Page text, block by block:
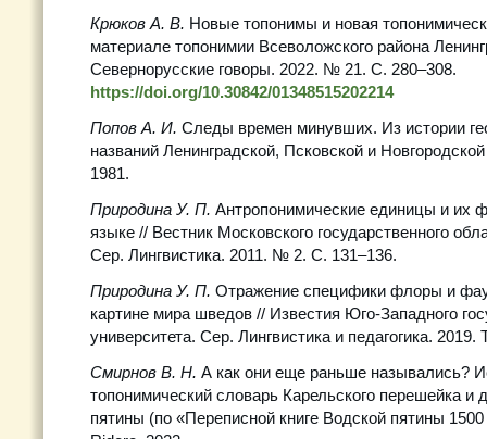
Крюков А. В. Новые топонимы и новая
материале топонимии Всеволожского района
Севернорусские говоры. 2022. № 21. С. 280–308.
https://doi.org/10.30842/01348515202214
Попов А. И. Следы времен минувших. Из истории
названий Ленинградской, Псковской и
1981.
Природина У. П. Антропонимические единицы и их
языке // Вестник Московского государственного
Сер. Лингвистика. 2011. № 2. С. 131–136.
Природина У. П. Отражение специфики флоры и
картине мира шведов // Известия Юго-Западного
университета. Сер. Лингвистика и педагогика.
Смирнов В. Н. А как они еще раньше назывались?
топонимический словарь Карельского перешейка и
пятины (по «Переписной книге Водской пятины